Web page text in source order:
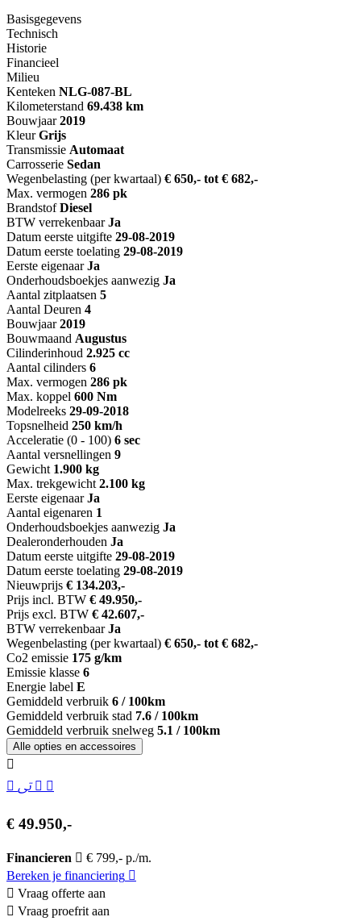
Basisgegevens
Technisch
Historie
Financieel
Milieu
Kenteken NLG-087-BL
Kilometerstand 69.438 km
Bouwjaar 2019
Kleur Grijs
Transmissie Automaat
Carrosserie Sedan
Wegenbelasting (per kwartaal) € 650,- tot € 682,-
Max. vermogen 286 pk
Brandstof Diesel
BTW verrekenbaar Ja
Datum eerste uitgifte 29-08-2019
Datum eerste toelating 29-08-2019
Eerste eigenaar Ja
Onderhoudsboekjes aanwezig Ja
Aantal zitplaatsen 5
Aantal Deuren 4
Bouwjaar 2019
Bouwmaand Augustus
Cilinderinhoud 2.925 cc
Aantal cilinders 6
Max. vermogen 286 pk
Max. koppel 600 Nm
Modelreeks 29-09-2018
Topsnelheid 250 km/h
Acceleratie (0 - 100) 6 sec
Aantal versnellingen 9
Gewicht 1.900 kg
Max. trekgewicht 2.100 kg
Eerste eigenaar Ja
Aantal eigenaren 1
Onderhoudsboekjes aanwezig Ja
Dealeronderhouden Ja
Datum eerste uitgifte 29-08-2019
Datum eerste toelating 29-08-2019
Nieuwprijs € 134.203,-
Prijs incl. BTW € 49.950,-
Prijs excl. BTW € 42.607,-
BTW verrekenbaar Ja
Wegenbelasting (per kwartaal) € 650,- tot € 682,-
Co2 emissie 175 g/km
Emissie klasse 6
Energie label E
Gemiddeld verbruik 6 / 100km
Gemiddeld verbruik stad 7.6 / 100km
Gemiddeld verbruik snelweg 5.1 / 100km
Alle opties en accessoires
€ 49.950,-
Financieren
€ 799,- p./m.
Bereken je financiering
Vraag offerte aan
Vraag proefrit aan